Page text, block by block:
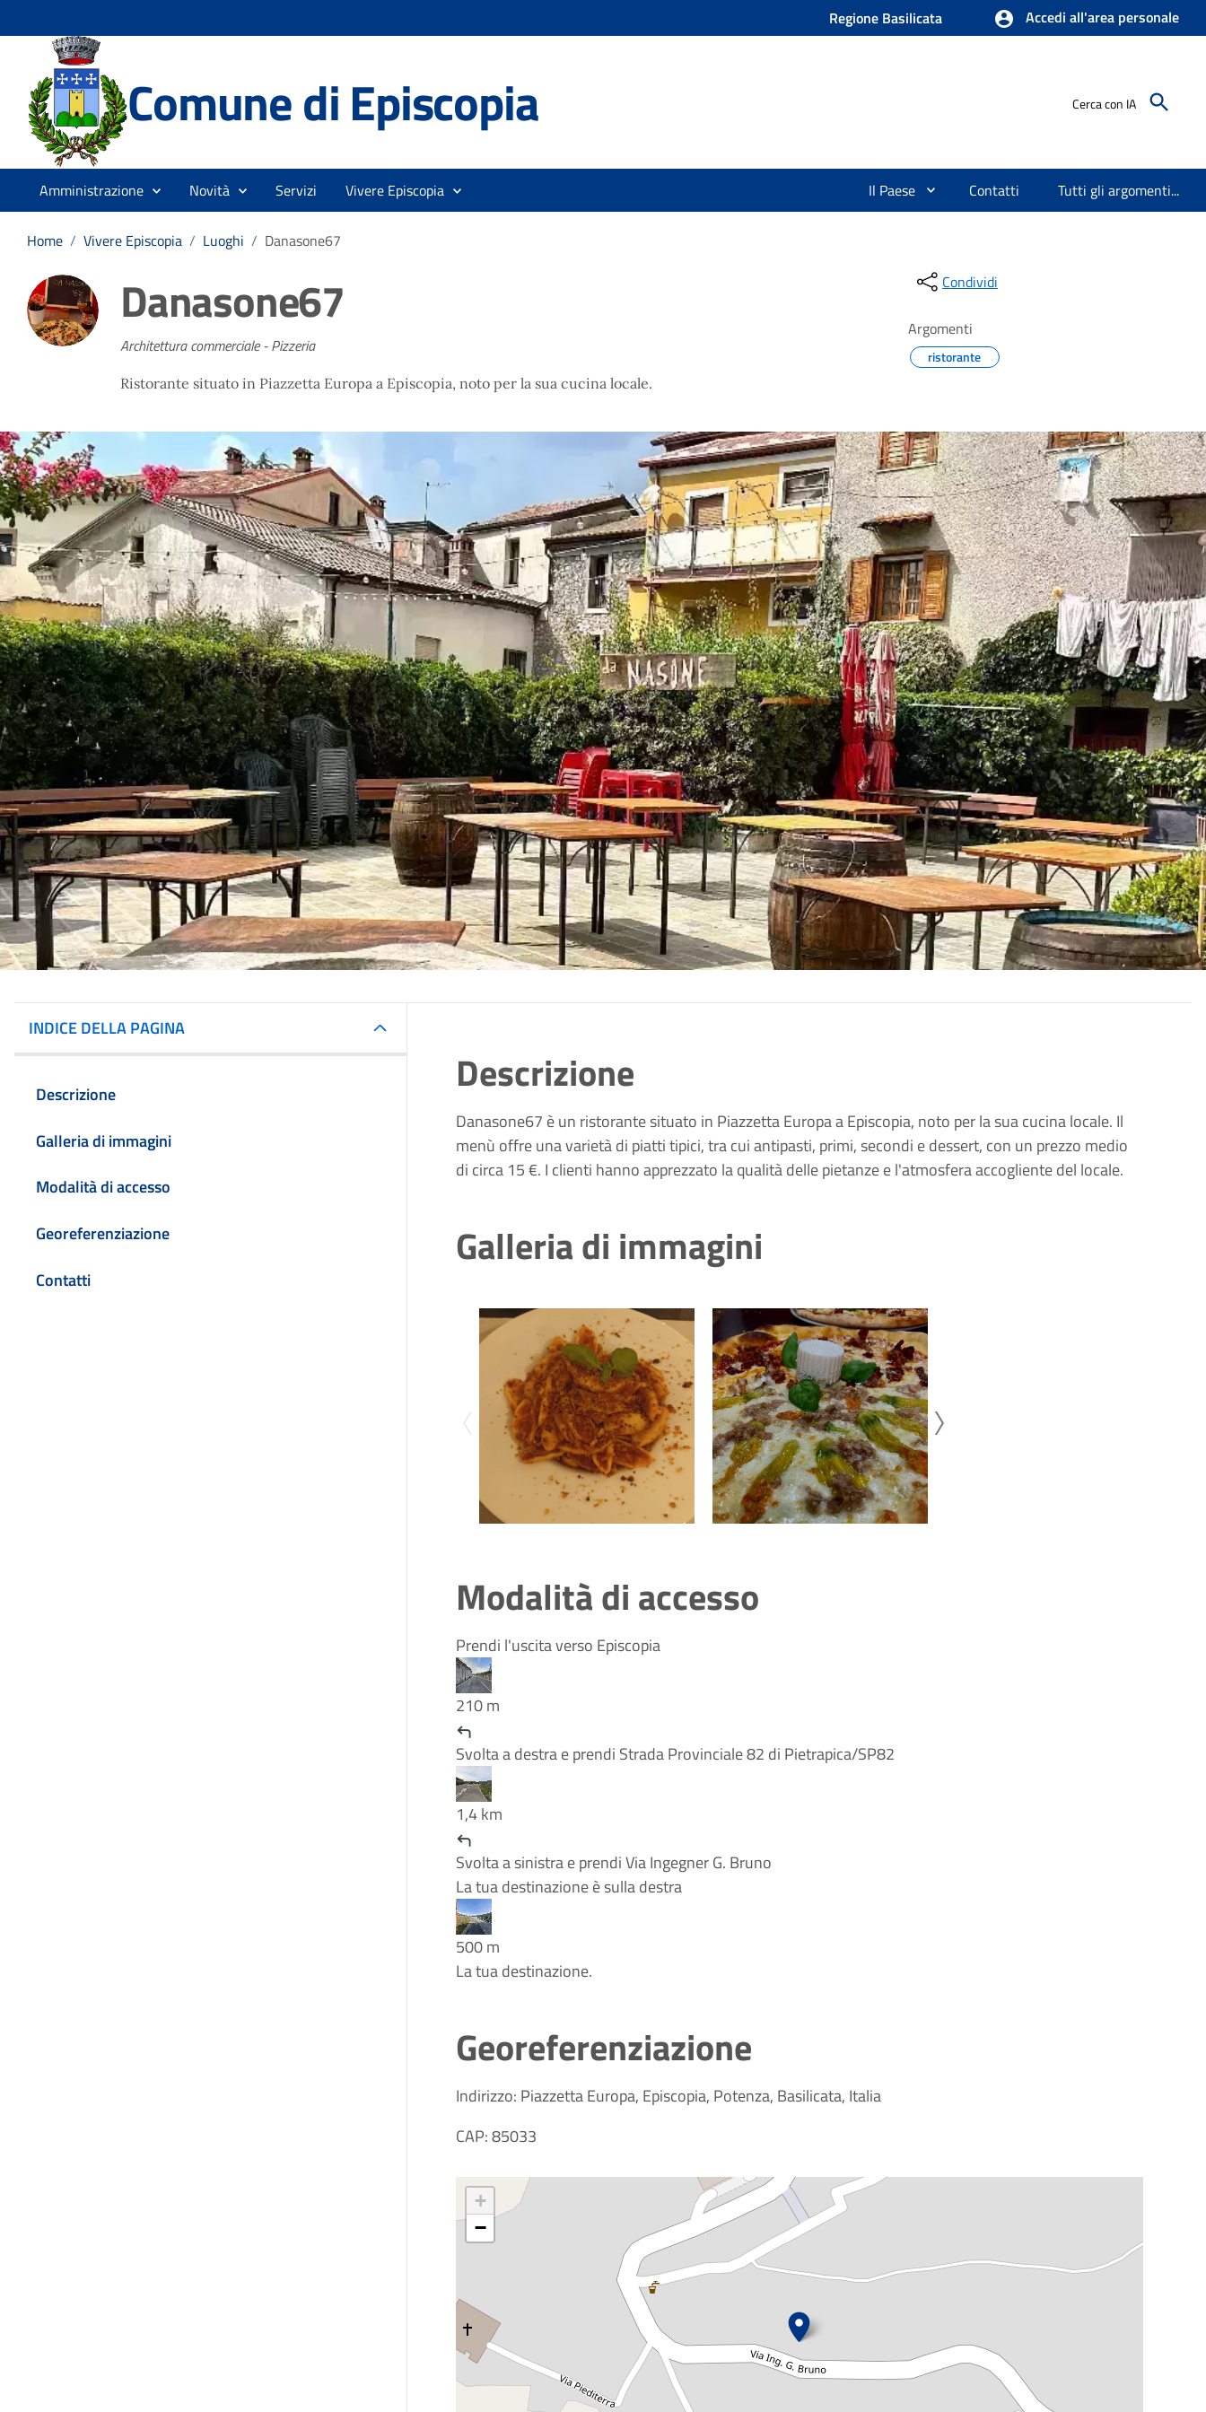
Regione Basilicata Accedi all'area personale
Comune di Episcopia Cerca con IA
Amministrazione Novità Servizi Vivere Episcopia Il Paese Contatti Tutti gli argomenti...
Home / Vivere Episcopia / Luoghi / Danasone67
Danasone67
Architettura commerciale - Pizzeria
Ristorante situato in Piazzetta Europa a Episcopia, noto per la sua cucina locale.
Condividi
Argomenti
ristorante
INDICE DELLA PAGINA
Descrizione
Galleria di immagini
Modalità di accesso
Georeferenziazione
Contatti
Descrizione
Danasone67 è un ristorante situato in Piazzetta Europa a Episcopia, noto per la sua cucina locale. Il
menù offre una varietà di piatti tipici, tra cui antipasti, primi, secondi e dessert, con un prezzo medio
di circa 15 €. I clienti hanno apprezzato la qualità delle pietanze e l'atmosfera accogliente del locale.
Galleria di immagini
Modalità di accesso
Prendi l'uscita verso Episcopia
210 m
Svolta a destra e prendi Strada Provinciale 82 di Pietrapica/SP82
1,4 km
Svolta a sinistra e prendi Via Ingegner G. Bruno
La tua destinazione è sulla destra
500 m
La tua destinazione.
Georeferenziazione
Indirizzo: Piazzetta Europa, Episcopia, Potenza, Basilicata, Italia
CAP: 85033
+
−